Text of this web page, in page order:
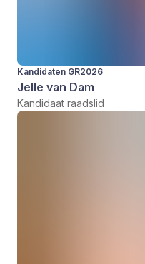
Kandidaten GR2026
Jelle van Dam
Kandidaat raadslid